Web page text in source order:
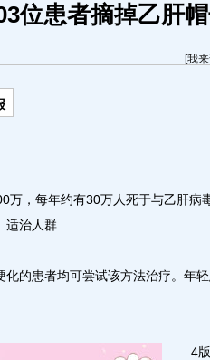
位患者摘掉乙肝
[我
，每年约有30万人死于与乙肝病
适治人群
的患者均可尝试该方法治疗。年轻
4版